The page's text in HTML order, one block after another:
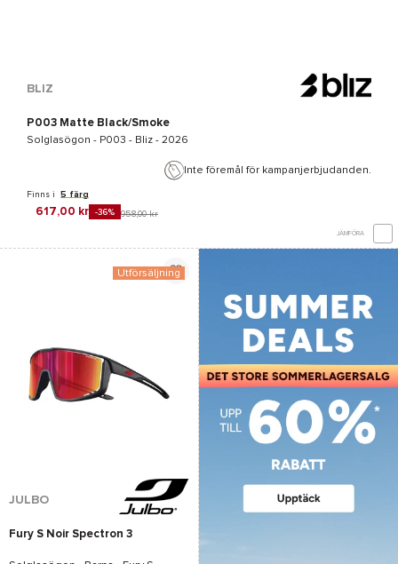
BLIZ
P003 Matte Black/Smoke
Solglasögon - P003 - Bliz - 2026
Inte föremål för kampanjerbjudanden.
617,00 kr -36% 958,00 kr
Finns i 5 färg
JÄMFÖRA
Utförsäljning
JULBO
Fury S Noir Spectron 3